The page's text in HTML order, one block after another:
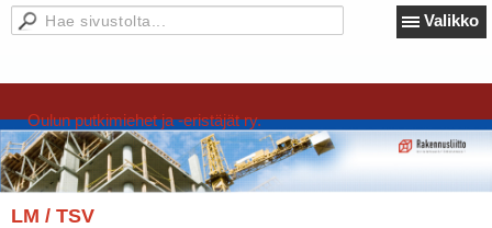
Valikko
Oulun putkimiehet ja -eristäjät ry.
LM / TSV